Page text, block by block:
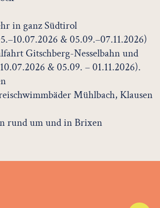
in ganz Südtirol
& 05.09.–07.11.2026)
Gitschberg-Nesselbahn und
& 05.09. – 01.11.2026).
Mühlbach, Klausen
rund um und in Brixen